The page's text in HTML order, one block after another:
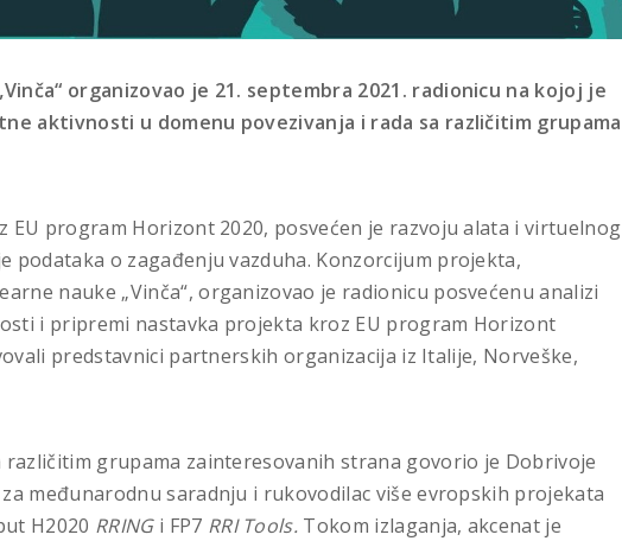
organizovao je 21. septembra 2021. radionicu na kojoj je
aktivnosti u domenu povezivanja i rada sa različitim grupama
EU program Horizont 2020, posvećen je razvoju alata i virtuelnog
podataka o zagađenju vazduha. Konzorcijum projekta,
nauke „Vinča“, organizovao je radionicu posvećenu analizi
i pripremi nastavka projekta kroz EU program Horizont
predstavnici partnerskih organizacija iz Italije, Norveške,
različitim grupama zainteresovanih strana govorio je Dobrivoje
međunarodnu saradnju i rukovodilac više evropskih projekata
H2020 RRINGi FP7 RRI Tools. Tokom izlaganja, akcenat je